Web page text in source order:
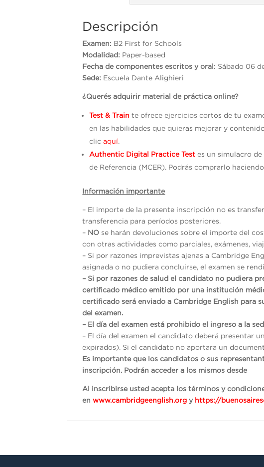
Descripción
Examen: B2 First for Schools
Modalidad: Paper-based
Fecha de componentes escritos y oral: Sábado 06
Sede: Escuela Dante Alighieri
¿Querés adquirir material de práctica online?
Test & Train te ofrece ejercicios cortos de tu
en las habilidades que quieras mejorar y
clicaquí
Authentic Digital Practice Test es un simulacro
de Referencia (MCER). Podrás comprarlo
Información importante
– El importe de la presente inscripción no es
transferencia para períodos posteriores.
– NO se harán devoluciones sobre el importe del
con otras actividades como parciales, exámenes,
– Si por razones imprevistas ajenas a Cambridge
asignada o no pudiera concluirse, el examen se
– Si por razones de salud el candidato no pudiera
certificado médico emitido por una institución
certificado será enviado a Cambridge English para
del examen.
– El día del examen está prohibido el ingreso a la
– El día del examen el candidato deberá presentar
expirados). Si el candidato no aportara un
Es importante que los candidatos o sus
inscripción. Podrán acceder a los mismos desde
Al inscribirse usted acepta los términos y
enwww.cambridgeenglish.org y https://